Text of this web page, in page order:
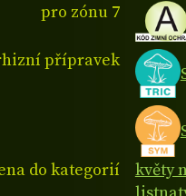
pro zónu 7
přípravek
do kategorií
květy